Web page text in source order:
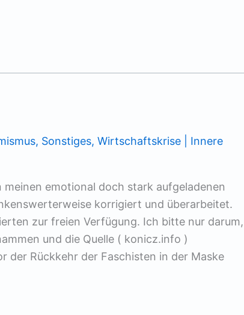
, Sonstiges, Wirtschaftskrise | Innere
meinen emotional doch stark aufgeladenen
korrigiert und überarbeitet.
zur freien Verfügung. Ich bitte nur darum,
und die Quelle ( konicz.info )
der Rückkehr der Faschisten in der Maske